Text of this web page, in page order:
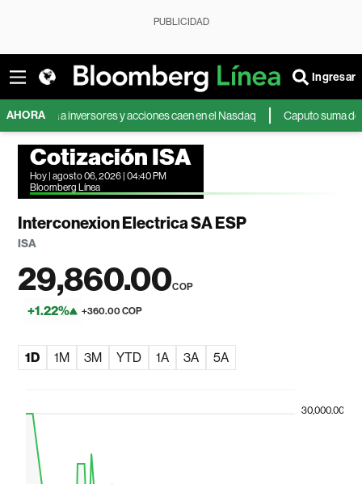
PUBLICIDAD
Ingresar
AHORA
a inversores y acciones caen en el Nasdaq Caputo suma dólares
Cotización ISA
Hoy | agosto 06, 2026 | 04:40 PM
Bloomberg Línea
Interconexion Electrica SA ESP
ISA
29,860.00COP
+1.22% +360.00 COP
1D 1M 3M YTD 1A 3A 5A
30,000.00